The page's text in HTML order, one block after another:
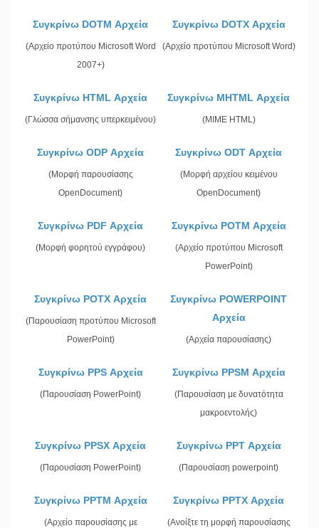
Συγκρίνω DOTM Αρχεία
(Αρχείο προτύπου Microsoft Word
2007+)
Συγκρίνω DOTX Αρχεία
(Αρχείο προτύπου Microsoft Word)
Συγκρίνω HTML Αρχεία
(Γλώσσα σήμανσης υπερκειμένου)
Συγκρίνω MHTML Αρχεία
(MIME HTML)
Συγκρίνω ODP Αρχεία
(Μορφή παρουσίασης
OpenDocument)
Συγκρίνω ODT Αρχεία
(Μορφή αρχείου κειμένου
OpenDocument)
Συγκρίνω PDF Αρχεία
(Μορφή φορητού εγγράφου)
Συγκρίνω POTM Αρχεία
(Αρχείο προτύπου Microsoft
PowerPoint)
Συγκρίνω POTX Αρχεία
(Παρουσίαση προτύπου Microsoft
PowerPoint)
Συγκρίνω POWERPOINT
Αρχεία
(Αρχεία παρουσίασης)
Συγκρίνω PPS Αρχεία
(Παρουσίαση PowerPoint)
Συγκρίνω PPSM Αρχεία
(Παρουσίαση με δυνατότητα
μακροεντολής)
Συγκρίνω PPSX Αρχεία
(Παρουσίαση PowerPoint)
Συγκρίνω PPT Αρχεία
(Παρουσίαση powerpoint)
Συγκρίνω PPTM Αρχεία
(Αρχείο παρουσίασης με
Συγκρίνω PPTX Αρχεία
(Ανοίξτε τη μορφή παρουσίασης